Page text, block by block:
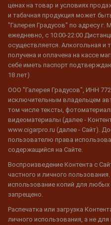
ценах на товар и условиях
и табачная продукция может
"Галерея Градусов" по адресу г.
ежедневно, с 10:00-22:00
осуществляется. Алкогольная и
получена и оплачена на кассе
себе иметь паспорт
18 лет)
ООО "Галерея Градусов", ИНН
исключительным владельцем
том числе тексты,
видеоматериалы (далее -
www.cigarpro.ru (далее - Сайт).
пользователю права
содержащийся на Сайте.
Воспроизведение Контента с
частного и личного
использование копий для любых
запрещено.
Распечатка или загрузка
личного использования, а не